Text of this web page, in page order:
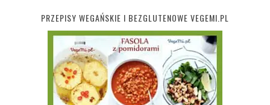
PRZEPISY WEGAŃSKIE I BEZGLUTENOWE VEGEMI.PL